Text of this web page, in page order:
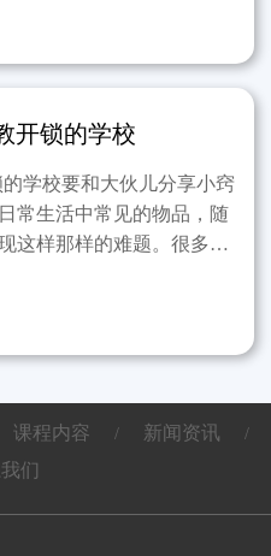
开锁的学校
学校要和大伙儿分享小窍
常生活中常见的物品，随
这样那样的难题。很多时
课程内容 / 新闻资讯 /
们